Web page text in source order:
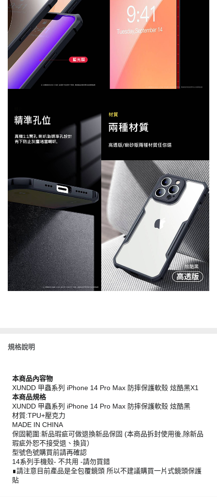
規格說明
本商品內容物
XUNDD 甲蟲系列 iPhone 14 Pro Max 防摔保護軟殼 炫酷黑X1
本商品規格
XUNDD 甲蟲系列 iPhone 14 Pro Max 防摔保護軟殼 炫酷黑
材質:TPU+壓克力
MADE IN CHINA
保固範圍:新品瑕疵可做退換新品保固 (本商品拆封使用後,除新品
瑕疵外恕不接受退、換貨）
型號色號購買前請再確認
14系列手機殼- 不共用 -請勿買錯
∎請注意目前產品是全包覆鏡頭 所以不建議購買一片式鏡頭保護
貼